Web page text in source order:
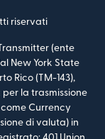
riservati
(ente
New York State
Rico (TM-143),
la trasmissione
Currency
di valuta) in